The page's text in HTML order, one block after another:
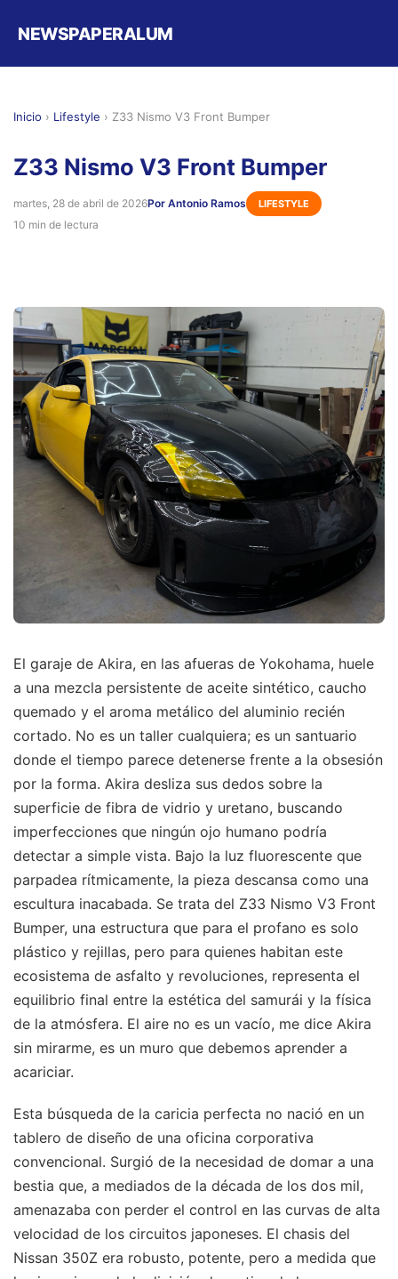
NEWSPAPERALUM
Inicio › Lifestyle › Z33 Nismo V3 Front Bumper
Z33 Nismo V3 Front Bumper
martes, 28 de abril de 2026Por Antonio Ramos LIFESTYLE
10 min de lectura
El garaje de Akira, en las afueras de Yokohama, huele
a una mezcla persistente de aceite sintético, caucho
quemado y el aroma metálico del aluminio recién
cortado. No es un taller cualquiera; es un santuario
donde el tiempo parece detenerse frente a la obsesión
por la forma. Akira desliza sus dedos sobre la
superficie de fibra de vidrio y uretano, buscando
imperfecciones que ningún ojo humano podría
detectar a simple vista. Bajo la luz fluorescente que
parpadea rítmicamente, la pieza descansa como una
escultura inacabada. Se trata del Z33 Nismo V3 Front
Bumper, una estructura que para el profano es solo
plástico y rejillas, pero para quienes habitan este
ecosistema de asfalto y revoluciones, representa el
equilibrio final entre la estética del samurái y la física
de la atmósfera. El aire no es un vacío, me dice Akira
sin mirarme, es un muro que debemos aprender a
acariciar.
Esta búsqueda de la caricia perfecta no nació en un
tablero de diseño de una oficina corporativa
convencional. Surgió de la necesidad de domar a una
bestia que, a mediados de la década de los dos mil,
amenazaba con perder el control en las curvas de alta
velocidad de los circuitos japoneses. El chasis del
Nissan 350Z era robusto, potente, pero a medida que